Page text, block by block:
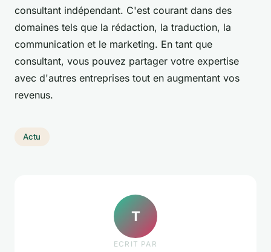
consultant indépendant. C'est courant dans des
domaines tels que la rédaction, la traduction, la
communication et le marketing. En tant que
consultant, vous pouvez partager votre expertise
avec d'autres entreprises tout en augmentant vos
revenus.
Actu
T
ECRIT PAR